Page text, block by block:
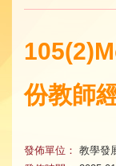
份教師
發佈單位： 教學發